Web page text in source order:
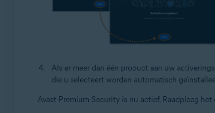
Als er meer dan één product aan uw
die u selecteert worden automatisch
Avast Premium Security is nu actief. Raadpleeg het